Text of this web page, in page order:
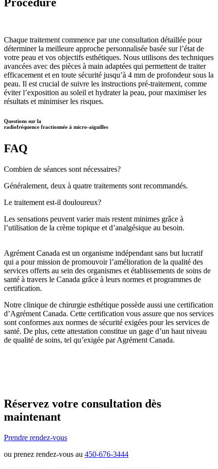
Procédure​
Chaque traitement commence par une consultation détaillée pour
déterminer la meilleure approche personnalisée basée sur l’état de
votre peau et vos objectifs esthétiques. Nous utilisons des techniques
avancées avec des pièces à main adaptées qui permettent de traiter
efficacement et en toute sécurité jusqu’à 4 mm de profondeur sous la
peau. Il est crucial de suivre les instructions pré-traitement, comme
éviter l’exposition au soleil et hydrater la peau, pour maximiser les
résultats et minimiser les risques.
Questions sur la
radiofréquence fractionnée à micro-aiguilles
FAQ
Combien de séances sont nécessaires?
Généralement, deux à quatre traitements sont recommandés.
Le traitement est-il douloureux?
Les sensations peuvent varier mais restent minimes grâce à
l’utilisation de la crème topique et d’analgésique au besoin.
Agrément Canada est un organisme indépendant sans but lucratif
qui a pour mission de promouvoir l’amélioration de la qualité des
services offerts au sein des organismes et établissements de soins de
santé à travers le Canada grâce à leurs normes et programmes de
certification.
Notre clinique de chirurgie esthétique possède aussi une certification
d’Agrément Canada. Cette certification vous assure que nos services
sont conformes aux normes de sécurité exigées pour les services de
santé. De plus, cette attestation constitue un gage d’un haut niveau
de qualité de soins, tel qu’exigée par Agrément Canada.
Réservez votre consultation dès
maintenant
Prendre rendez-vous
ou prenez rendez-vous au 450-676-3444